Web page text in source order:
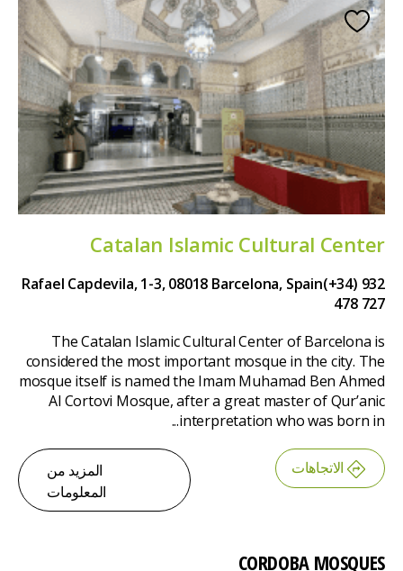
Catalan Islamic Cultural Center
Rafael Capdevila, 1-3, 08018 Barcelona, Spain(+34) 932
478 727
The Catalan Islamic Cultural Center of Barcelona is
considered the most important mosque in the city. The
mosque itself is named the Imam Muhamad Ben Ahmed
Al Cortovi Mosque, after a great master of Qur’anic
interpretation who was born in...
الاتجاهات
المزيد من
المعلومات
CORDOBA MOSQUES